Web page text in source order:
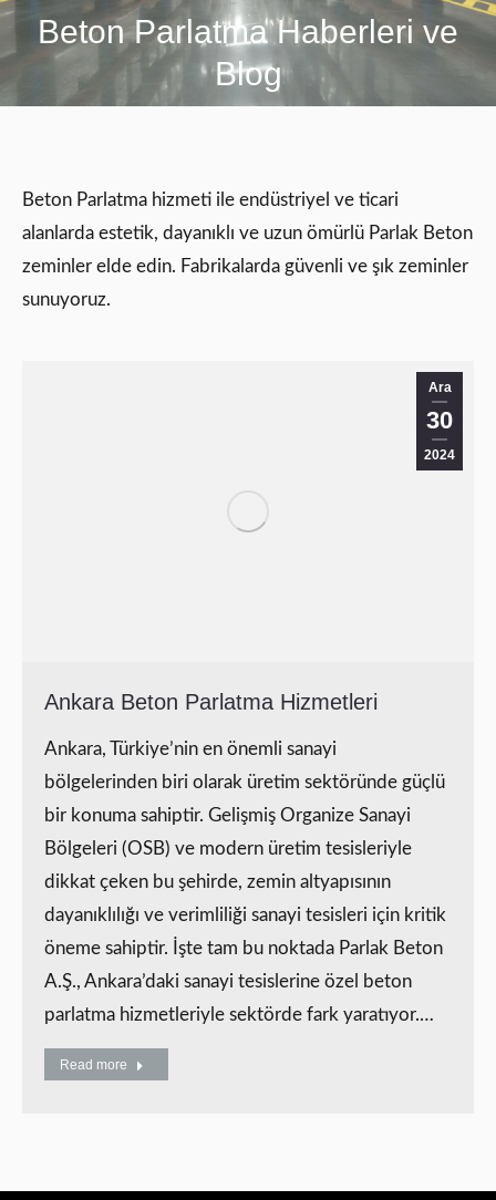
Beton Parlatma Haberleri ve
Blog
You are here:
Beton Parlatma hizmeti ile endüstriyel ve ticari
alanlarda estetik, dayanıklı ve uzun ömürlü Parlak Beton
zeminler elde edin. Fabrikalarda güvenli ve şık zeminler
sunuyoruz.
Ara
30
2024
Ankara Beton Parlatma Hizmetleri
Ankara, Türkiye’nin en önemli sanayi
bölgelerinden biri olarak üretim sektöründe güçlü
bir konuma sahiptir. Gelişmiş Organize Sanayi
Bölgeleri (OSB) ve modern üretim tesisleriyle
dikkat çeken bu şehirde, zemin altyapısının
dayanıklılığı ve verimliliği sanayi tesisleri için kritik
öneme sahiptir. İşte tam bu noktada Parlak Beton
A.Ş., Ankara’daki sanayi tesislerine özel beton
parlatma hizmetleriyle sektörde fark yaratıyor.…
Read more